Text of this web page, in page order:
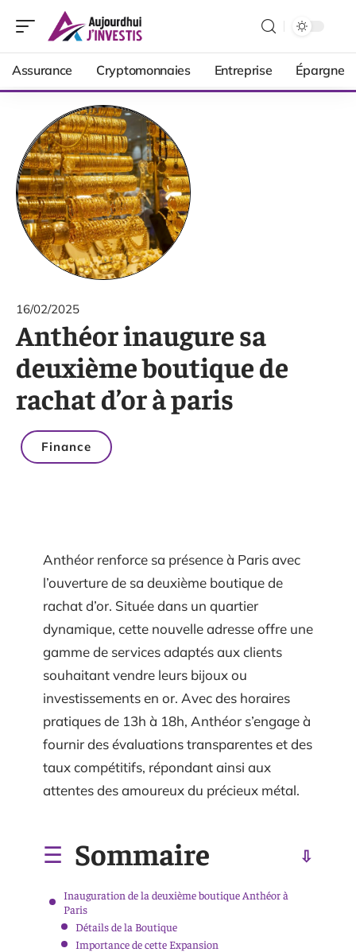
Assurance Cryptomonnaies Entreprise Épargne
16/02/2025
Anthéor inaugure sa
deuxième boutique de
rachat d’or à paris
Finance
Anthéor renforce sa présence à Paris avec
l’ouverture de sa deuxième boutique de
rachat d’or. Située dans un quartier
dynamique, cette nouvelle adresse offre une
gamme de services adaptés aux clients
souhaitant vendre leurs bijoux ou
investissements en or. Avec des horaires
pratiques de 13h à 18h, Anthéor s’engage à
fournir des évaluations transparentes et des
taux compétitifs, répondant ainsi aux
attentes des amoureux du précieux métal.
Sommaire
Inauguration de la deuxième boutique Anthéor à
Paris
Détails de la Boutique
Importance de cette Expansion